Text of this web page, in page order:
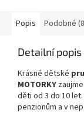
Popis Podobné
Detailní
Krásné dětské
MOTORKY
děti od 3 do 10
penzionům a v